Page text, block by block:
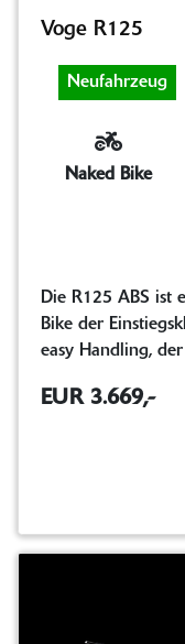
Voge R125
Neufahrzeug
Naked Bike
Die R125 ABS ist
Bike der
easy Handling,
EUR 3.669,-